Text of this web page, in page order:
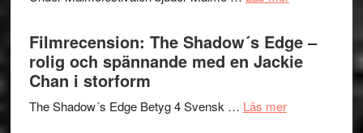
Pöntinen
avslutar
Scensommar
in
till
Filmrecension: The Shadow´s Edge –
rolig och spännande med en Jackie
Chan i storform
The Shadow´s Edge Betyg 4 Svensk … Läs merom